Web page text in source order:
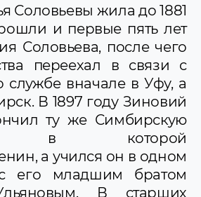
лечащий врач
М.И.Глинки
Костенич, вернувший
ученому Д.И.
Соловьевы жила до 1881
и первые пять лет
Соловьева, после чего
переехал в связи с
службе вначале в Уфу, а
В 1897 году Зиновий
ту же Симбирскую
в которой
а учился он в одном
его младшим братом
В старших